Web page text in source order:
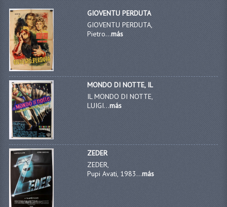
GIOVENTU PERDUTA
GIOVENTU PERDUTA,
Pietro...más
MONDO DI NOTTE, IL
IL MONDO DI NOTTE,
LUIGI...más
ZEDER
ZEDER,
Pupi Avati, 1983...más